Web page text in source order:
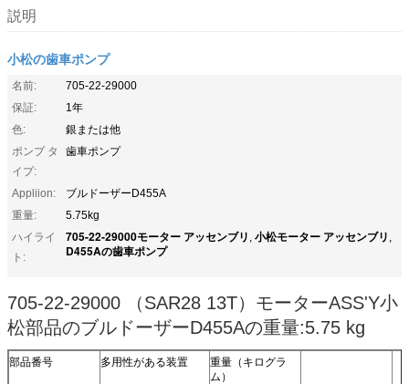
説明
小松の歯車ポンプ
名前:
705-22-29000
保証:
1年
色:
銀または他
ポンプ タ
イプ:
歯車ポンプ
Appliion:
ブルドーザーD455A
重量:
5.75kg
ハイライ
ト:
705-22-29000モーター アッセンブリ , 小松モーター アッセンブリ ,
D455Aの歯車ポンプ
705-22-29000 （SAR28 13T）モーターASS'Y小
松部品のブルドーザーD455Aの重量:5.75 kg
部品番号 多用性がある装置
重量（キログラ
ム）